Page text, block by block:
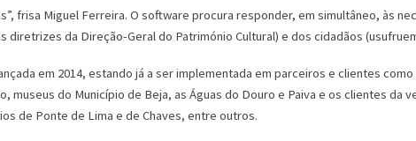
frisa Miguel Ferreira. O software procura responder, em simultâneo, às
da Direção-Geral do Património Cultural) e dos cidadãos
em 2014, estando já a ser implementada em parceiros e clientes
museus do Município de Beja, as Águas do Douro e Paiva e os clientes da
de Ponte de Lima e de Chaves, entre outros.